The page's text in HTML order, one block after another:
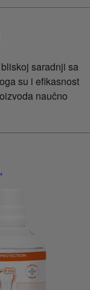
saradnji sa
su i efikasnost
naučno